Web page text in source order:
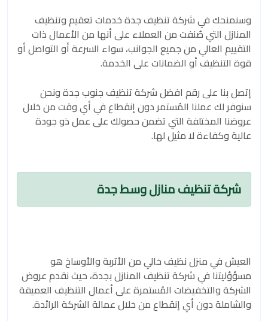
وسنمنحك في شركة تنظيف جدة خدمات تعقيم وتنظيف
المنازل التي صُنفت من العملاء على أنها من الأعمال ذات
التقييم العالي من جميع الجوانب، سواء السرعة أو التواصل أو
قوة التنظيف أو الضمانات على الخدمة.
إتصل بنا على رقم افضل شركة تنظيف جنوب جدة ونحن
سنوفر لك عملنا المُستمر دون إنقطاع في أي وقت من خلال
عروضنا المختلفة التي تضمن حصولك على عمل ذو جودة
عالية وكفاءة لا مثيل لها.
شركة تنظيف منازل وسط جدة
العيش في منزل نظيف خالي من الأتربة والأوساخ هو
مسؤؤليتنا في شركة تنظيف المنازل بجدة، حيث نقدم عروض
الشركة والتخفيضات المُستمرة على أعمال التنظيف العميقة
والشاملة دون أي إنقطاع من خلال عمالة الشركة الرائدة.